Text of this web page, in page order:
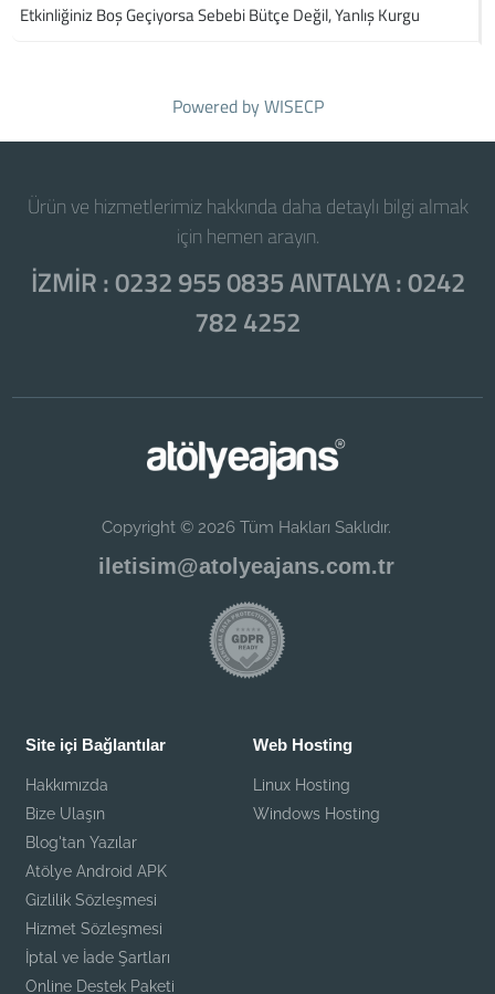
Etkinliğiniz Boş Geçiyorsa Sebebi Bütçe Değil, Yanlış Kurgu
Powered byWISECP
Ürün ve hizmetlerimiz hakkında daha detaylı bilgi almak
için hemen arayın.
İZMİR : 0232 955 0835 ANTALYA : 0242
782 4252
Copyright © 2026 Tüm Hakları Saklıdır.
iletisim@atolyeajans.com.tr
Site içi Bağlantılar
Hakkımızda
Bize Ulaşın
Blog'tan Yazılar
Atölye Android APK
Gizlilik Sözleşmesi
Hizmet Sözleşmesi
İptal ve İade Şartları
Online Destek Paketi
Web Hosting
Linux Hosting
Windows Hosting